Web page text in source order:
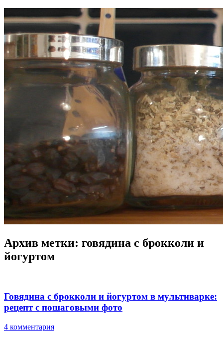
Архив метки: говядина с брокколи и
йогуртом
Говядина с брокколи и йогуртом в мультиварке:
рецепт с пошаговыми фото
4 комментария